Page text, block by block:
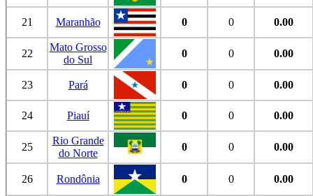
21 Maranhão 0 0 0.00
22
Mato Grosso
do Sul
0 0 0.00
23 Pará 0 0 0.00
24 Piauí 0 0 0.00
25
Rio Grande
do Norte
0 0 0.00
26 Rondônia 0 0 0.00